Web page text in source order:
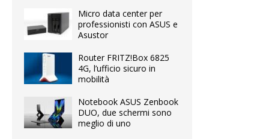
Micro data center per
professionisti con ASUS e
Asustor
Router FRITZ!Box 6825
4G, l’ufficio sicuro in
mobilità
Notebook ASUS Zenbook
DUO, due schermi sono
meglio di uno